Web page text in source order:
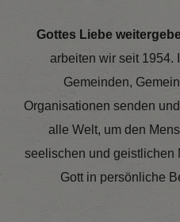
Gottes Liebe
arbeiten wir seit 1954.
Gemeinden,
Organisationen senden
alle Welt, um den
seelischen und geistlichen
Gott in persönliche